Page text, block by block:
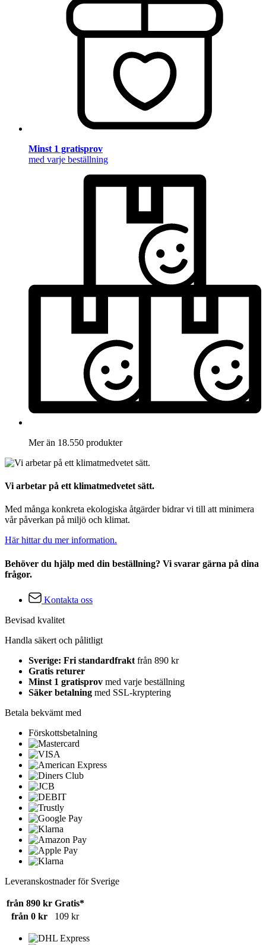
Minst 1 gratisprov
med varje beställning
Mer än 18.550 produkter
Vi arbetar på ett klimatmedvetet sätt.
Med många konkreta ekologiska åtgärder bidrar vi till att minimera
vår påverkan på miljö och klimat.
Här hittar du mer information.
Behöver du hjälp med din beställning? Vi svarar gärna på dina
frågor.
Kontakta oss
Bevisad kvalitet
Handla säkert och pålitligt
Sverige: Fri standardfrakt från 890 kr
Gratis returer
Minst 1 gratisprov med varje beställning
Säker betalning med SSL-kryptering
Betala bekvämt med
Förskottsbetalning
Leveranskostnader för Sverige
från 890 kr Gratis*
från 0 kr
109 kr